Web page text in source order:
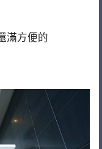
滿方便的